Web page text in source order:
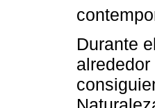
Durante